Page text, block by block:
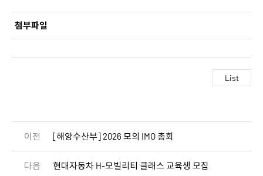
첨부파일
이전 [해양수산부] 2026 모의 IMO 총회
다음 현대자동차 H-모빌리티 클래스 교육생 모집